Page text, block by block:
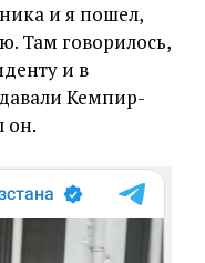
и я пошел,
Там говорилось,
и в
Кемпир-
он.